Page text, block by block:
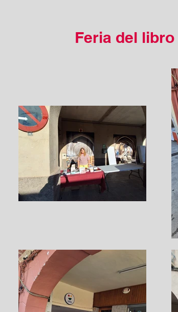
Feria del